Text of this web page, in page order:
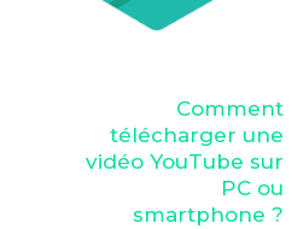
Comment
télécharger une
vidéo YouTube sur
PC ou
smartphone ?